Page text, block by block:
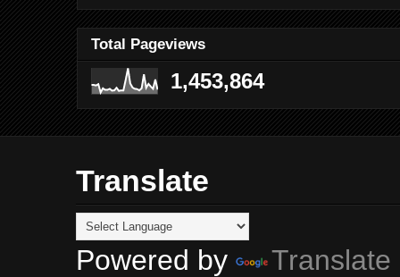
Total Pageviews
1,453,864
Translate
Powered by Translate